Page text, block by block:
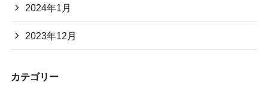
2024年1月
2023年12月
カテゴリー